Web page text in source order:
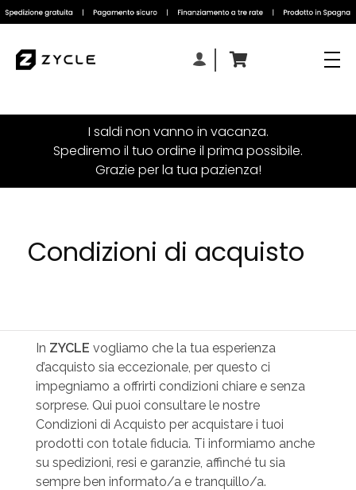
I saldi non vanno in vacanza.
Spediremo il tuo ordine il prima possibile.
Grazie per la tua pazienza!
Condizioni di acquisto
In ZYCLE vogliamo che la tua esperienza
d’acquisto sia eccezionale, per questo ci
impegniamo a offrirti condizioni chiare e senza
sorprese. Qui puoi consultare le nostre
Condizioni di Acquisto per acquistare i tuoi
prodotti con totale fiducia. Ti informiamo anche
su spedizioni, resi e garanzie, affinché tu sia
sempre ben informato/a e tranquillo/a.